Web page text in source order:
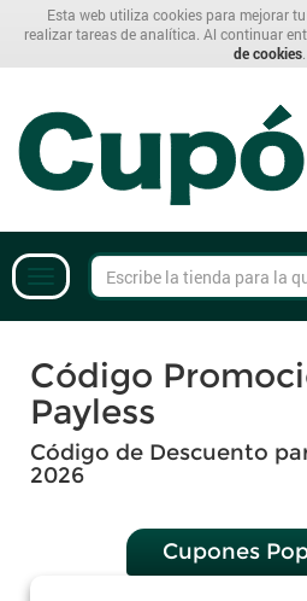
Esta web utiliza cookies para mejorar
realizar tareas de analítica. Al continuar
de cookies
Código
Payless
Código de Descuento
2026
Cupones